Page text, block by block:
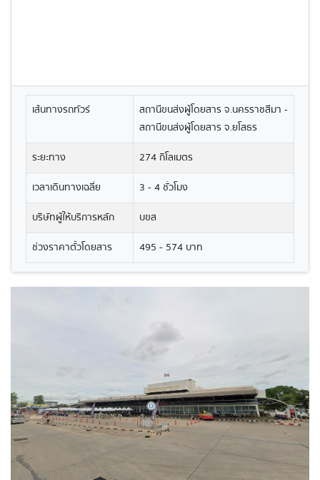
เส้นทางรถทัวร์
สถานีขนส่งผู้โดยสาร จ.นครราชสีมา -
สถานีขนส่งผู้โดยสาร จ.ยโสธร
ระยะทาง
274 กิโลเมตร
เวลาเดินทางเฉลี่ย
3 - 4 ชั่วโมง
บริษัทผู้ให้บริการหลัก
บขส
ช่วงราคาตั๋วโดยสาร
495 - 574 บาท